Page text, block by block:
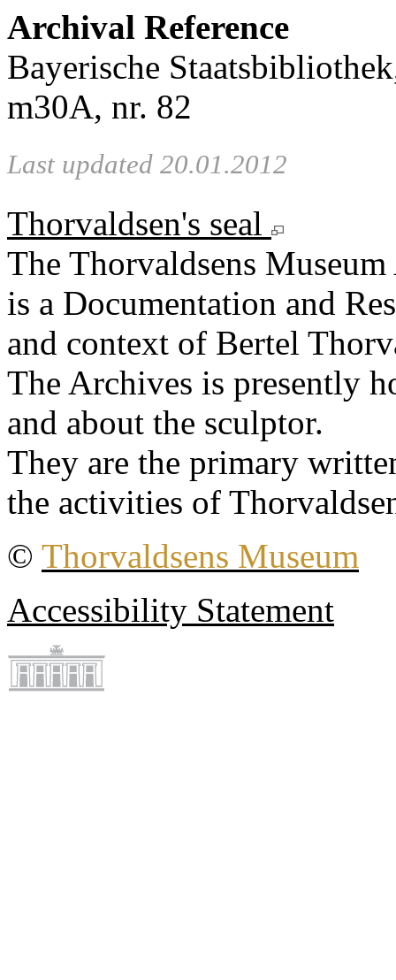
Archival Reference
Bayerische
m30A, nr. 82
Last updated 20.01.2012
Thorvaldsen's seal
The Thorvaldsens
is a Documentation and
and context of Bertel
The Archives is presently
and about the sculptor.
They are the primary
the activities of
© Thorvaldsens Museum
Accessibility Statement